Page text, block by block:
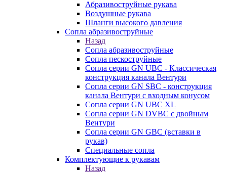
Абразивоструйные рукава
Воздушные рукава
Шланги высокого давления
Сопла абразивоструйные
Назад
Сопла абразивоструйные
Сопла пескоструйные
Сопла серии GN UBC - Классическая
конструкция канала Вентури
Сопла серии GN SBC - конструкция
канала Вентури c входным конусом
Сопла серии GN UBC XL
Сопла серии GN DVBC с двойным
Вентури
Сопла серии GN GBC (вставки в
рукав)
Специальные сопла
Комплектующие к рукавам
Назад